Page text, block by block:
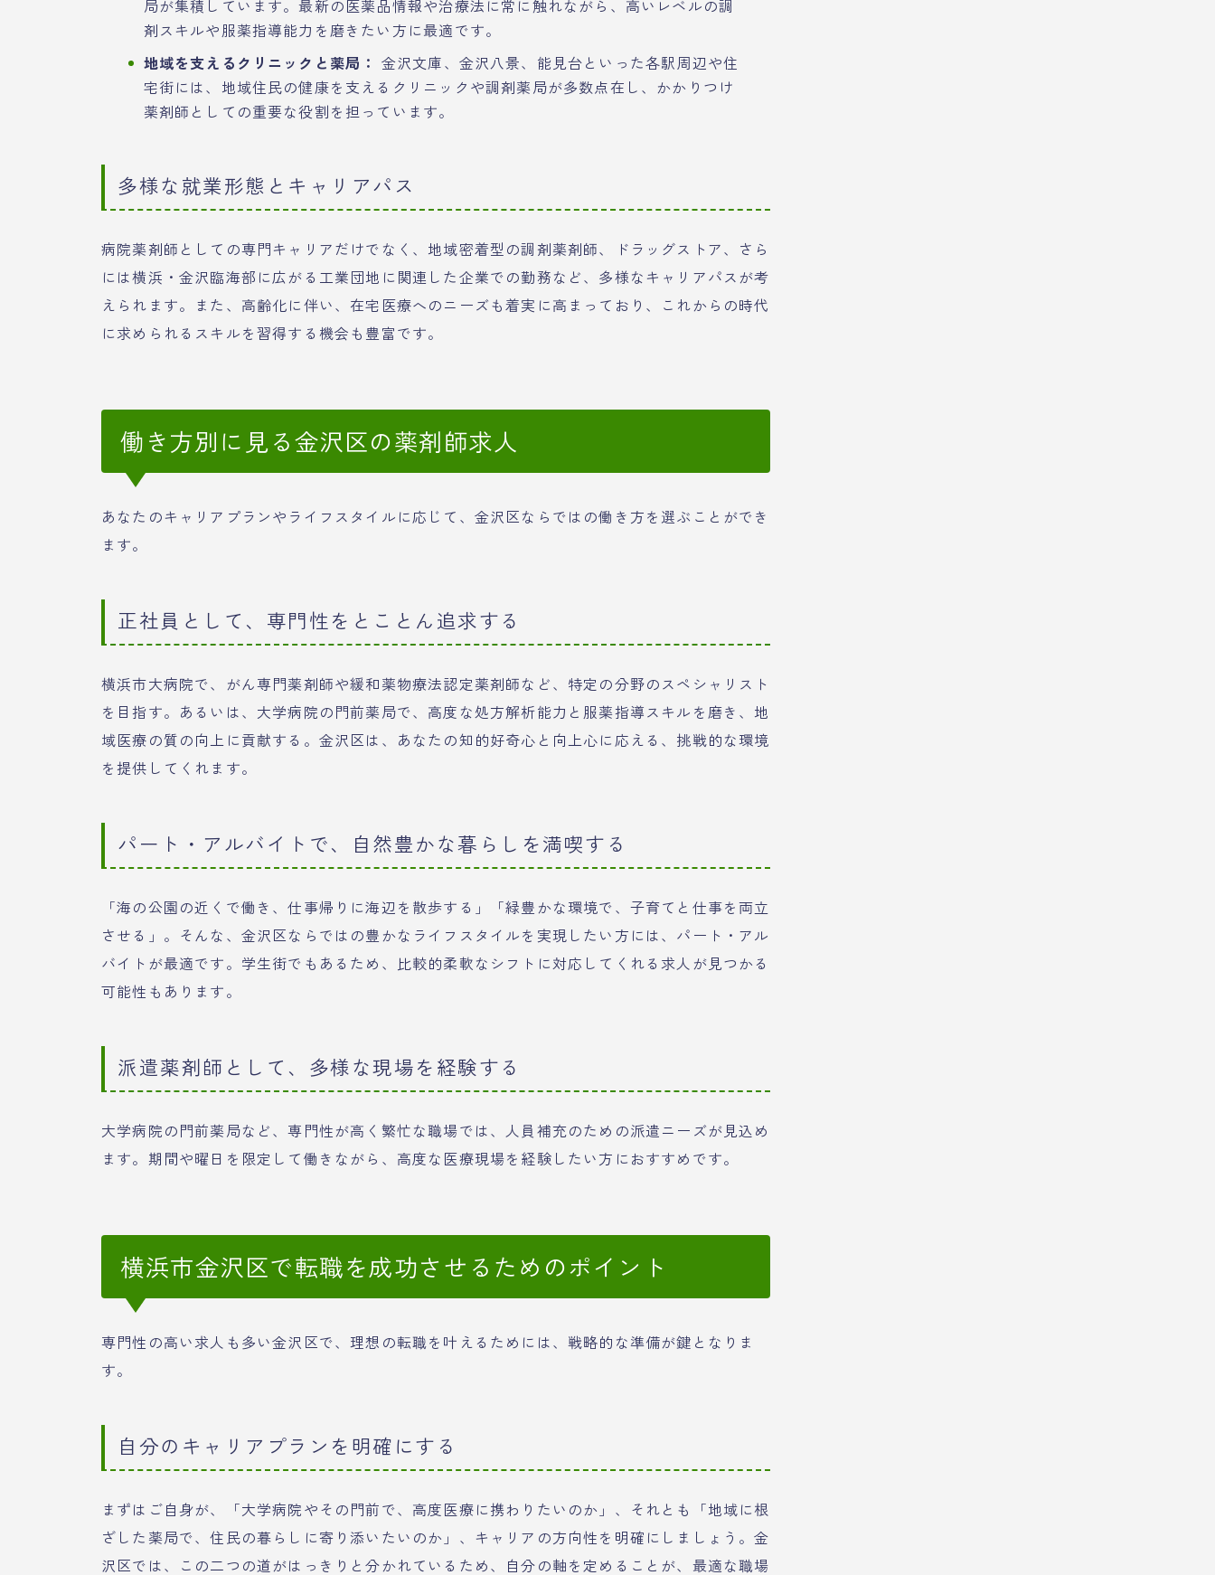
局が集積しています。最新の医薬品情報や治療法に常に触れながら、高いレベルの調
剤スキルや服薬指導能力を磨きたい方に最適です。
地域を支えるクリニックと薬局： 金沢文庫、金沢八景、能見台といった各駅周辺や住
宅街には、地域住民の健康を支えるクリニックや調剤薬局が多数点在し、かかりつけ
薬剤師としての重要な役割を担っています。
多様な就業形態とキャリアパス
病院薬剤師としての専門キャリアだけでなく、地域密着型の調剤薬剤師、ドラッグストア、さら
には横浜・金沢臨海部に広がる工業団地に関連した企業での勤務など、多様なキャリアパスが考
えられます。また、高齢化に伴い、在宅医療へのニーズも着実に高まっており、これからの時代
に求められるスキルを習得する機会も豊富です。
働き方別に見る金沢区の薬剤師求人
あなたのキャリアプランやライフスタイルに応じて、金沢区ならではの働き方を選ぶことができ
ます。
正社員として、専門性をとことん追求する
横浜市大病院で、がん専門薬剤師や緩和薬物療法認定薬剤師など、特定の分野のスペシャリスト
を目指す。あるいは、大学病院の門前薬局で、高度な処方解析能力と服薬指導スキルを磨き、地
域医療の質の向上に貢献する。金沢区は、あなたの知的好奇心と向上心に応える、挑戦的な環境
を提供してくれます。
パート・アルバイトで、自然豊かな暮らしを満喫する
「海の公園の近くで働き、仕事帰りに海辺を散歩する」「緑豊かな環境で、子育てと仕事を両立
させる」。そんな、金沢区ならではの豊かなライフスタイルを実現したい方には、パート・アル
バイトが最適です。学生街でもあるため、比較的柔軟なシフトに対応してくれる求人が見つかる
可能性もあります。
派遣薬剤師として、多様な現場を経験する
大学病院の門前薬局など、専門性が高く繁忙な職場では、人員補充のための派遣ニーズが見込め
ます。期間や曜日を限定して働きながら、高度な医療現場を経験したい方におすすめです。
横浜市金沢区で転職を成功させるためのポイント
専門性の高い求人も多い金沢区で、理想の転職を叶えるためには、戦略的な準備が鍵となりま
す。
自分のキャリアプランを明確にする
まずはご自身が、「大学病院やその門前で、高度医療に携わりたいのか」、それとも「地域に根
ざした薬局で、住民の暮らしに寄り添いたいのか」、キャリアの方向性を明確にしましょう。金
沢区では、この二つの道がはっきりと分かれているため、自分の軸を定めることが、最適な職場